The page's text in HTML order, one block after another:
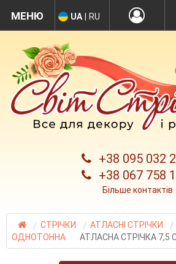
+38 095 032
+38 067 758
Більше контактів
UA RU
СТРІЧКИ АТЛАСНІ СТРІЧКИ
ОДНОТОННА
АТЛАСНА СТРІЧКА 7,5